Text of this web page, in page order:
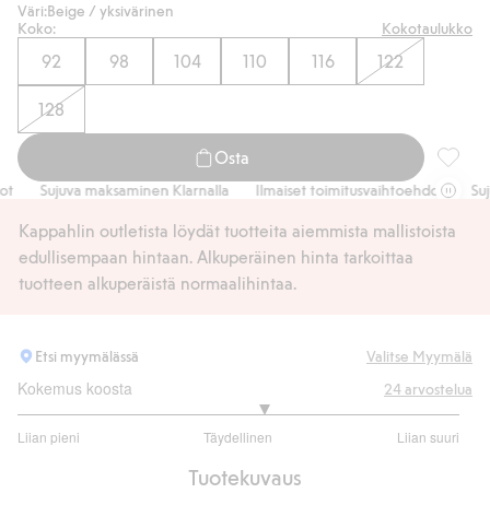
Väri:Beige / yksivärinen
Koko:
Kokotaulukko
92 98 104 110 116 122
128
Osta
Sujuva maksaminen Klarnalla Ilmaiset toimitusvaihtoehdot
Kappahlin outletista löydät tuotteita aiemmista mallistoista
edullisempaan hintaan. Alkuperäinen hinta tarkoittaa
tuotteen alkuperäistä normaalihintaa.
Etsi myymälässä Valitse Myymälä
Kokemus koosta
Liian pieni Täydellinen Liian suuri
/
24arvostelua
Tuotekuvaus